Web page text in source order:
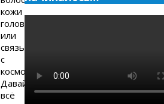
кожи
головы
или
связь
с
космосом.
Давайте
всё